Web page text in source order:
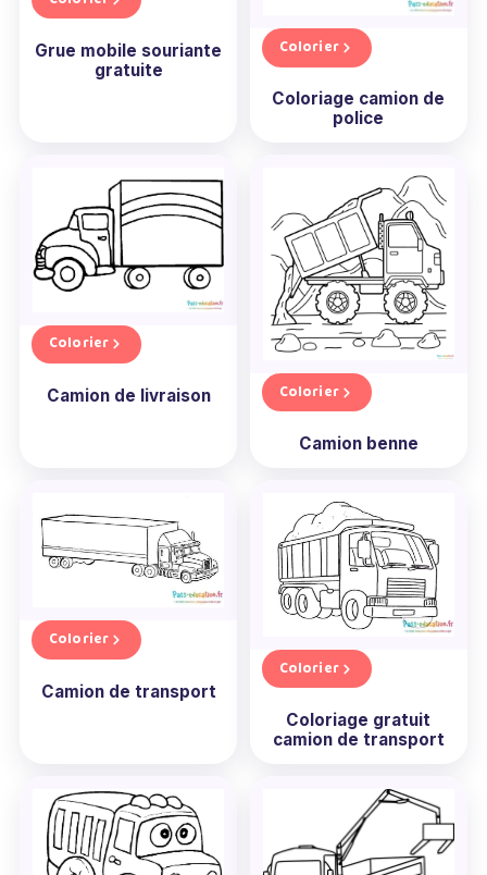
Grue mobile souriante
gratuite
Colorier
Coloriage camion de
police
Colorier
Camion de livraison Colorier
Camion benne
Colorier
Camion de transport
Colorier
Coloriage gratuit
camion de transport